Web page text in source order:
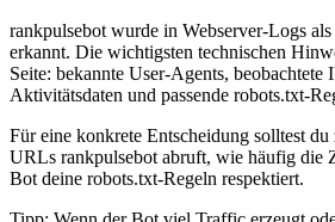
rankpulsebot wurde in Webserver-Logs
erkannt. Die wichtigsten technischen
Seite: bekannte User-Agents, beobachtete
Aktivitätsdaten und passende robots.txt-
Für eine konkrete Entscheidung solltest
URLs rankpulsebot abruft, wie häufig die
Bot deine robots.txt-Regeln respektiert.